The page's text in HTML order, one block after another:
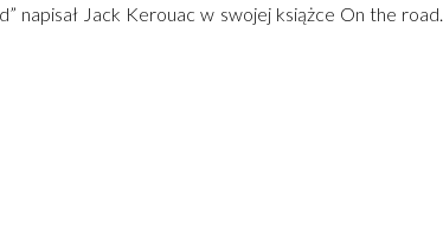
napisał Jack Kerouac w swojej książce On the road.